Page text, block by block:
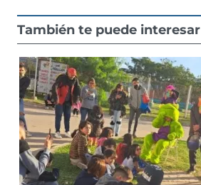
También te puede interesar